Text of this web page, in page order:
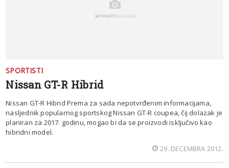
SPORTISTI
Nissan GT-R Hibrid
Nissan GT-R Hibrid Prema za sada nepotvrđenim informacijama,
nasljednik popularnog sportskog Nissan GT-R coupea, čij dolazak je
planiran za 2017. godinu, mogao bi da se proizvodi isključivo kao
hibridni model.
29. DECEMBRA 2012.